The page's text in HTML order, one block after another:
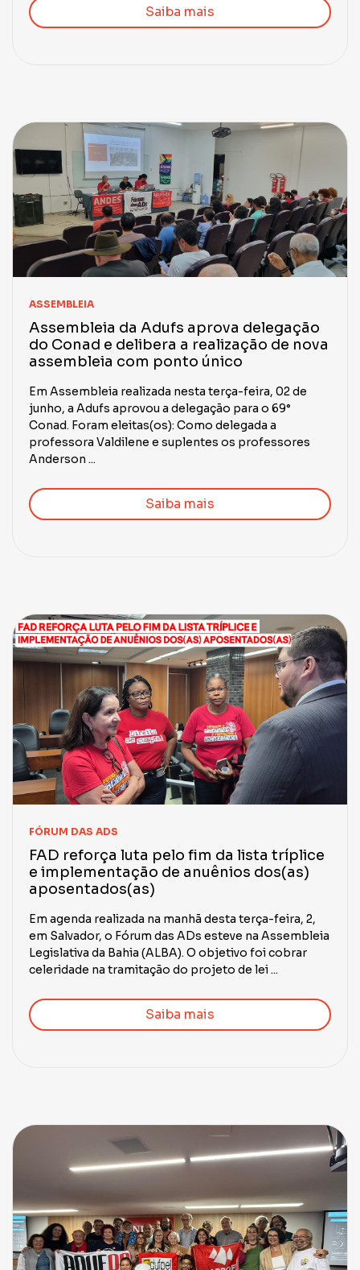
Saiba mais
ASSEMBLEIA
Assembleia da Adufs aprova delegação
do Conad e delibera a realização de nova
assembleia com ponto único
Em Assembleia realizada nesta terça-feira, 02 de
junho, a Adufs aprovou a delegação para o 69°
Conad. Foram eleitas(os): Como delegada a
professora Valdilene e suplentes os professores
Anderson ...
Saiba mais
FÓRUM DAS ADS
FAD reforça luta pelo fim da lista tríplice
e implementação de anuênios dos(as)
aposentados(as)
Em agenda realizada na manhã desta terça-feira, 2,
em Salvador, o Fórum das ADs esteve na Assembleia
Legislativa da Bahia (ALBA). O objetivo foi cobrar
celeridade na tramitação do projeto de lei ...
Saiba mais